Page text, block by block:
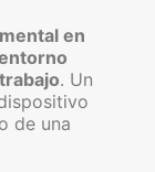
en
. Un
de una